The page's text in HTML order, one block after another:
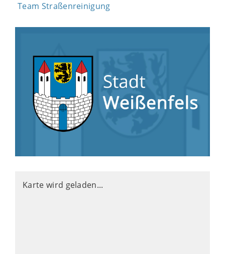
Team Straßenreinigung
Karte wird geladen...